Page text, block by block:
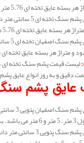
عایق تخته ای 5.76 متر مربع است.
بسته عایق تخته ای 5.76 متر مربع است.
هر بسته عایق تخته ای 5.76 متر مربع است.
:لیست قیمت پشم سنگ تخته ای
دقیق و به روز انواع عایق
پشم سنگ
می توانید خرید نماید.